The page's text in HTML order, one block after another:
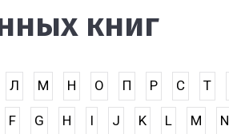
книг
Л М Н О П Р С Т
F G H I J K L M N